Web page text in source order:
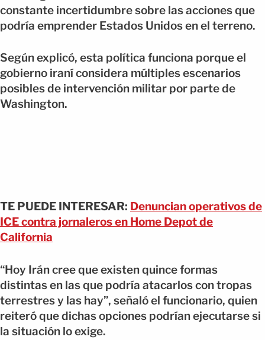
constante incertidumbre sobre las acciones que
podría emprender Estados Unidos en el terreno.
Según explicó, esta política funciona porque el
gobierno iraní considera múltiples escenarios
posibles de intervención militar por parte de
Washington.
TE PUEDE INTERESAR: Denuncian operativos de
ICE contra jornaleros en Home Depot de
California
“Hoy Irán cree que existen quince formas
distintas en las que podría atacarlos con tropas
terrestres y las hay”, señaló el funcionario, quien
reiteró que dichas opciones podrían ejecutarse si
la situación lo exige.